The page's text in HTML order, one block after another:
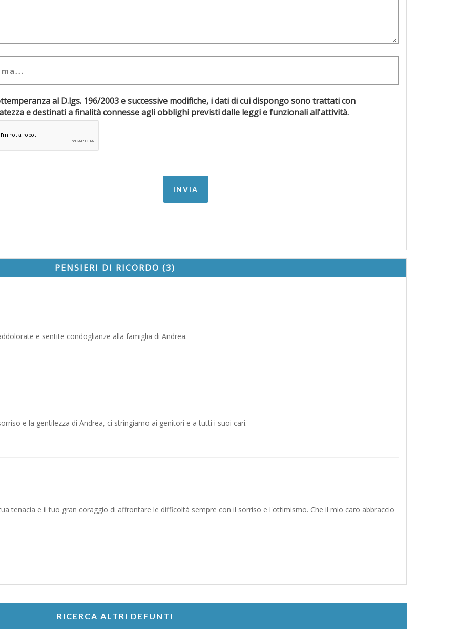
al D.lgs. 196/2003 e successive modifiche, i dati di cui dispongo sono trattati con
riservatezza e destinati a finalità connesse agli obblighi previsti dalle leggi e funzionali all'attività.
PENSIERI DI RICORDO (3)
e sentite condoglianze alla famiglia di Andrea.
e la gentilezza di Andrea, ci stringiamo ai genitori e a tutti i suoi cari.
tenacia e il tuo gran coraggio di affrontare le difficoltà sempre con il sorriso e l'ottimismo. Che il mio caro abbraccio
RICERCA ALTRI DEFUNTI